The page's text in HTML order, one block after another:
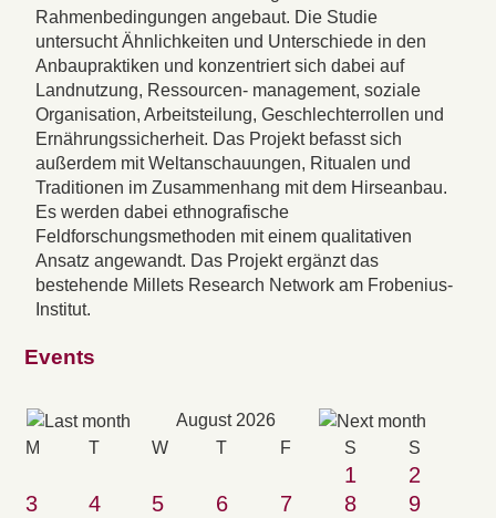
Rahmenbedingungen angebaut. Die Studie
untersucht Ähnlichkeiten und Unterschiede in den
Anbaupraktiken und konzentriert sich dabei auf
Landnutzung, Ressourcen- management, soziale
Organisation, Arbeitsteilung, Geschlechterrollen und
Ernährungssicherheit. Das Projekt befasst sich
außerdem mit Weltanschauungen, Ritualen und
Traditionen im Zusammenhang mit dem Hirseanbau.
Es werden dabei ethnografische
Feldforschungsmethoden mit einem qualitativen
Ansatz angewandt. Das Projekt ergänzt das
bestehende Millets Research Network am Frobenius-
Institut.
Events
August 2026
M T W T F S S
1
2
3
4 5 6 7 8
9